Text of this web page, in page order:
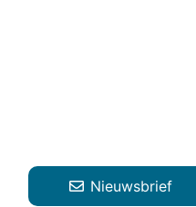
Nieuwsbrief